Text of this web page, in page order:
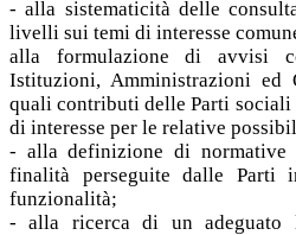
- alla sistematicità delle
livelli sui temi di interesse
alla formulazione di avvisi
Istituzioni, Amministrazioni ed
quali contributi delle Parti sociali
di interesse per le relative
- alla definizione di normative
finalità perseguite dalle Parti
funzionalità;
- alla ricerca di un adeguato